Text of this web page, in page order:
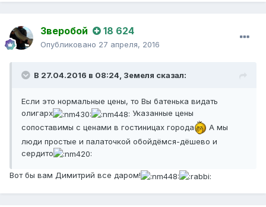
Зверобой 18 624
Опубликовано 27 апреля, 2016
В 27.04.2016 в 08:24, Земеля сказал:
Если это нормальные цены, то Вы батенька видать
олигарх
Указанные цены
сопоставимы с ценами в гостиницах города
А мы
люди простые и палаточкой обойдёмся-дёшево и
сердито
Вот бы вам Димитрий все даром!